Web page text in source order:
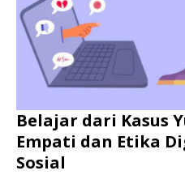
Belajar dari Kasus
Empati dan Etika
Sosial